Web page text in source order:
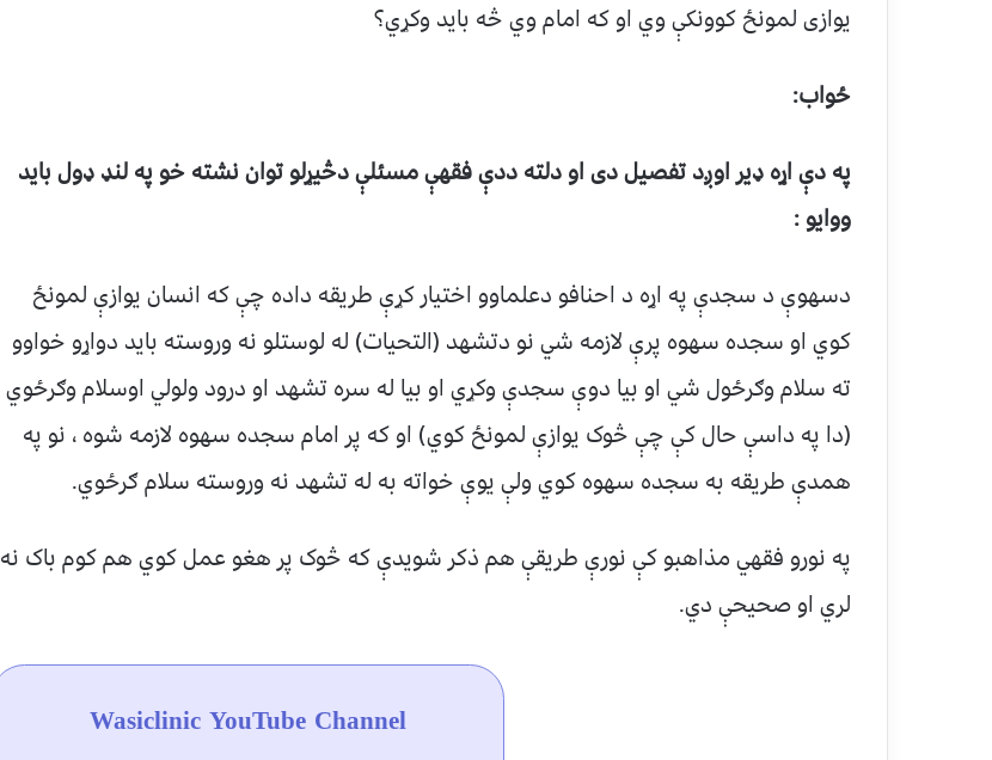
یوازی لمونځ کوونکې وي او که امام وي څه باید وکړي؟
ځواب:
په دې اړه ډیر اوږد تفصیل دی او دلته ددې فقهې مسئلې دڅیړلو توان نشته خو په لنډ ډول باید
ووایو :
دسهوې د سجدې په اړه د احنافو دعلماوو اختیار کړې طریقه داده چې که انسان یوازې لمونځ
کوي او سجده سهوه پرې لازمه شي نو دتشهد (التحیات) له لوستلو نه وروسته باید دواړو خواوو
ته سلام وګرځول شي او بیا دوې سجدې وکړي او بیا له سره تشهد او درود ولولي اوسلام وګرځوي
(دا په داسې حال کې چې څوک یوازې لمونځ کوي) او که پر امام سجده سهوه لازمه شوه ، نو په
همدې طریقه به سجده سهوه کوي ولې یوې خواته به له تشهد نه وروسته سلام ګرځوي.
په نورو فقهي مذاهبو کې نورې طریقې هم ذکر شویدې که څوک پر هغو عمل کوي هم کوم باک نه
لري او صحیحې دي.
Wasiclinic YouTube Channel